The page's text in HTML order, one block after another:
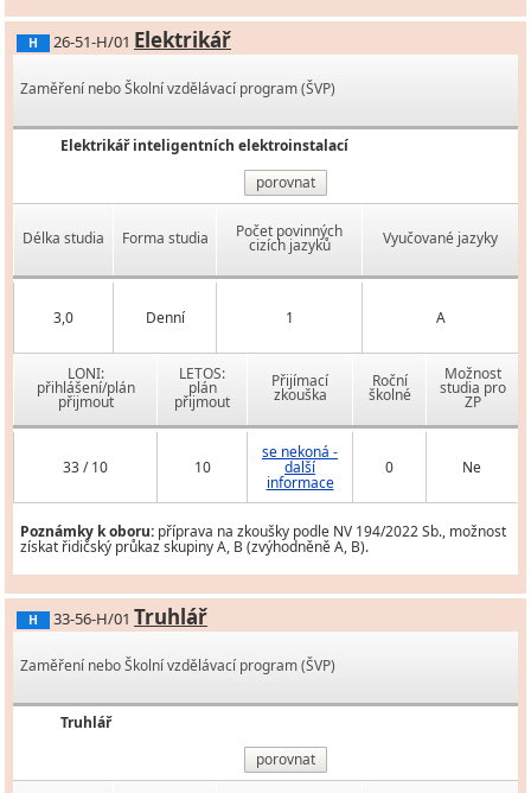
H 26-51-H/01 Elektrikář
Zaměření nebo Školní vzdělávací program (ŠVP)
Elektrikář inteligentních elektroinstalací
porovnat
Délka studia Forma studia Počet povinných
cizích jazyků Vyučované jazyky
3,0 Denní 1 A
LONI:
přihlášení/plán
přijmout
LETOS:
plán
přijmout
Přijímací
zkouška
Roční
školné
Možnost
studia pro
ZP
33 / 10 10
se nekoná -
další
informace
0 Ne
Poznámky k oboru: příprava na zkoušky podle NV 194/2022 Sb., možnost
získat řidičský průkaz skupiny A, B (zvýhodněně A, B).
H 33-56-H/01 Truhlář
Zaměření nebo Školní vzdělávací program (ŠVP)
Truhlář
porovnat